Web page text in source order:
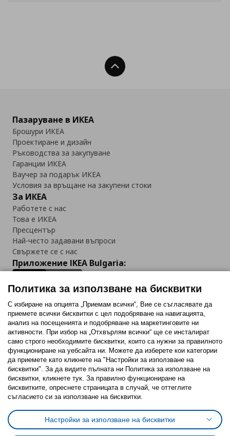
Нагоре
Пазаруване в ИКЕА
Брошури ИКЕА
Проектиране и дизайн
Ръководства за закупуване
Гаранции ИКЕА
Ваучер за подарък ИКЕА
Условия за връщане на закупени стоки
За ИКЕА
Работете с нас
Това е ИКЕА
Пресцентър
Най-често задавани въпроси
Свържете се с нас
Приложение IKEA Bulgaria:
Последвайте ни:
FacebookTwitterYoutubePinterestInstagram
Политика за използване на бисквитки (Cookies)
Избор на настройки за използване на бисквитки
Условия за ползване на ikea.bgОбща политика за личните данни
Политика за защита на личните данни на ikea.bg
Политика за използване на бисквитки
С избиране на опцията „Приемам всички“, Вие се съгласявате да
приемете всички бисквитки с цел подобряване на навигацията,
анализ на посещенията и подобряване на маркетинговите ни
активности. При избор на „Отхвърлям всички“ ще се инсталират
само строго необходимитe бисквитки, които са нужни за правилното
функциониране на уебсайта ни. Можете да изберете кои категории
да приемете като кликнете на "Настройки за използване на
бисквитки". За да видите пълната ни Политика за използване на
бисквитки, кликнете тук. За правилно функциониране на
бисквитките, опреснете страницата в случай, че оттеглите
съгласието си за използване на бисквитки.
Настройки за използване на бисквитки